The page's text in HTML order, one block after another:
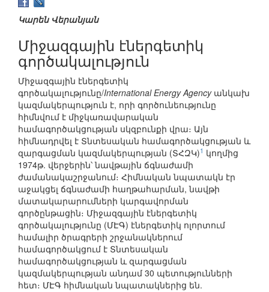
Կարեն Վերանյան
Միջազգային էներգետիկ
գործակալություն
Միջազգային էներգետիկ
գործակալությունը/International Energy Agencyանկախ
կազմակերպություն է, որի գործունեությունը
հիմնվում է միջկառավարական
համագործակցության սկզբունքի վրա։ Այն
հիմնադրվել է Տնտեսական համագործակցության և
զարգացման կազմակերպության (ՏՀԶԿ)1 կողմից
1974թ. վերջերին՝ նավթային ճգնաժամի
ժամանակաշրջանում։ Հիմնական նպատակն էր
աջակցել ճգնաժամի հաղթահարման, նավթի
մատակարարումների կարգավորման
գործընթացին։ Միջազգային էներգետիկ
գործակալությունը (ՄԷԳ) էներգետիկ ոլորտում
համալիր ծրագրերի շրջանակներում
համագործակցում է Տնտեսական
համագործակցության և զարգացման
կազմակերպության անդամ 30 պետությունների
հետ։ ՄԷԳ հիմնական նպատակներից են.